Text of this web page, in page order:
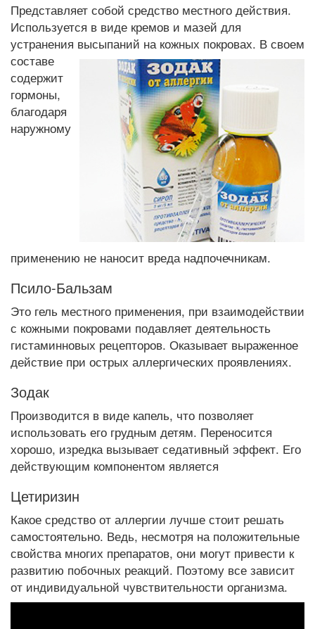
Представляет собой средство местного действия.
Используется в виде кремов и мазей для
устранения высыпаний на кожных покровах. В своем
составе
содержит
гормоны,
благодаря
наружному
применению не наносит вреда надпочечникам.
Псило-Бальзам
Это гель местного применения, при взаимодействии
с кожными покровами подавляет деятельность
гистаминновых рецепторов. Оказывает выраженное
действие при острых аллергических проявлениях.
Зодак
Производится в виде капель, что позволяет
использовать его грудным детям. Переносится
хорошо, изредка вызывает седативный эффект. Его
действующим компонентом является
Цетиризин
Какое средство от аллергии лучше стоит решать
самостоятельно. Ведь, несмотря на положительные
свойства многих препаратов, они могут привести к
развитию побочных реакций. Поэтому все зависит
от индивидуальной чувствительности организма.